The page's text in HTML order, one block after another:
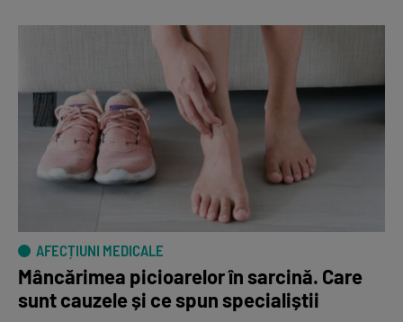
AFECȚIUNI MEDICALE
Mâncărimea picioarelor în sarcină. Care
sunt cauzele și ce spun specialiștii